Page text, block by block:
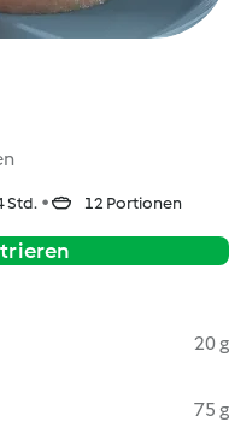
Std. 12 Portionen
20 g
75 g